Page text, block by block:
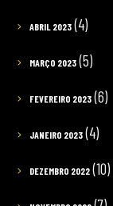
ABRIL 2023(4)
MARÇO 2023(5)
FEVEREIRO 2023(6)
JANEIRO 2023(4)
DEZEMBRO 2022(10)